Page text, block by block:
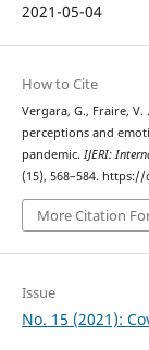
2021-05-04
How to Cite
Vergara, G., Fraire, V.
perceptions and
pandemic. IJERI:
(15), 568–584.
More Citation
Issue
No. 15 (2021):